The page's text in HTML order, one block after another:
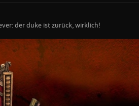
der duke ist zurück, wirklich!